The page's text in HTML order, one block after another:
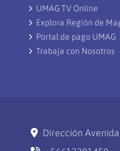
UMAG TV Online
Explora Región de
Portal de pago UMAG
Trabaja con Nosotros
Dirección